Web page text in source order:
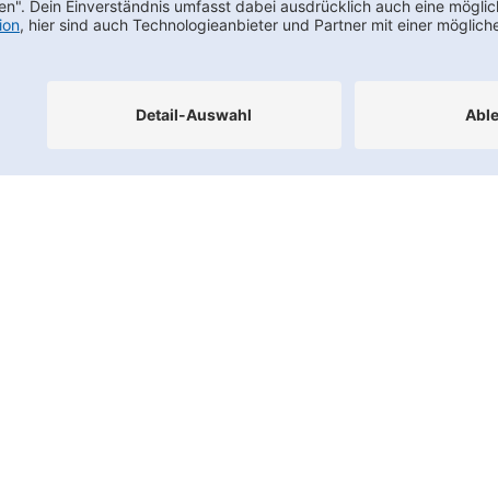
Footernav
FAQs